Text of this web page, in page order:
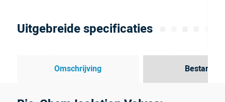
Uitgebreide specificaties
Omschrijving Bestanden